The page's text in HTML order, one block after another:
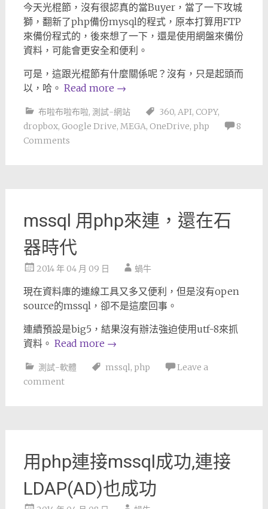
今天光棍節，沒有很認真的當Buyer，當了一下攻城
獅，翻新了php備份mysql的程式，原本打算用FTP
來備份程式的，後來想了一下，還是使用網盤來備份
資料，可能會更安全和便利。
可是，這跟光棍節有什麼關係呢？沒有，只是起頭而
以，哈。 Read more →
布啦布啦布啦, 測試-網站 360, API, COPY,
dropbox, Google Drive, MEGA, OneDrive, php
8
Comments
mssql 用php來連，還在石
器時代
2014 年 04 月 09 日 蝸牛
現在資料庫的連線工具又多又便利，但是沒有open
source的mssql，卻不是這麼回事。
連續預設是big5，結果沒有辦法強迫使用utf-8來抓
資料。 Read more →
測試-軟體 mssql, php
Leave a
comment
用php連接mssql成功,連接
LDAP(AD)也成功